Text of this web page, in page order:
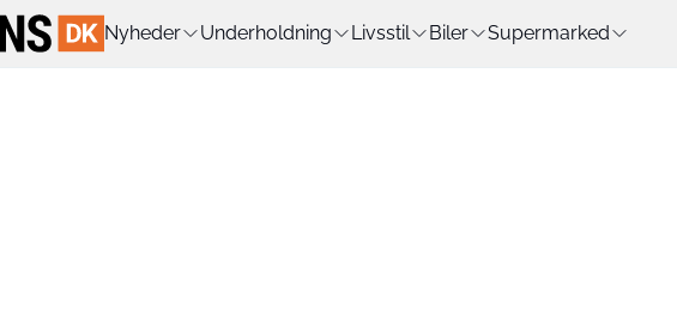
Nyheder Underholdning Livsstil Biler Supermarked